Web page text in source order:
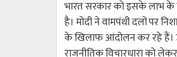
भारत सरकार को इसके लाभ के
है। मोदी ने वामपंथी दलों पर
के खिलाफ आंदोलन कर रहे हैं।
राजनीतिक विचारधारा को